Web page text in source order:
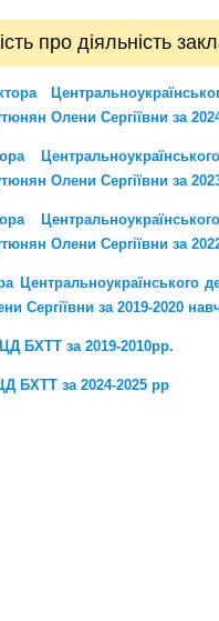
про діяльність
Олени Сергіївни за
Олени Сергіївни за
Олени Сергіївни за
Центральноукраїнського
Сергіївни за 2019-2020
БХТТ за 2019-2010рр.
БХТТ за 2024-2025 рр